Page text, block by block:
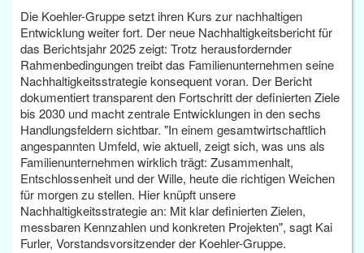
Die Koehler-Gruppe setzt ihren Kurs zur nachhaltigen
Entwicklung weiter fort. Der neue Nachhaltigkeitsbericht für
das Berichtsjahr 2025 zeigt: Trotz herausfordernder
Rahmenbedingungen treibt das Familienunternehmen seine
Nachhaltigkeitsstrategie konsequent voran. Der Bericht
dokumentiert transparent den Fortschritt der definierten Ziele
bis 2030 und macht zentrale Entwicklungen in den sechs
Handlungsfeldern sichtbar. "In einem gesamtwirtschaftlich
angespannten Umfeld, wie aktuell, zeigt sich, was uns als
Familienunternehmen wirklich trägt: Zusammenhalt,
Entschlossenheit und der Wille, heute die richtigen Weichen
für morgen zu stellen. Hier knüpft unsere
Nachhaltigkeitsstrategie an: Mit klar definierten Zielen,
messbaren Kennzahlen und konkreten Projekten", sagt Kai
Furler, Vorstandsvorsitzender der Koehler-Gruppe.